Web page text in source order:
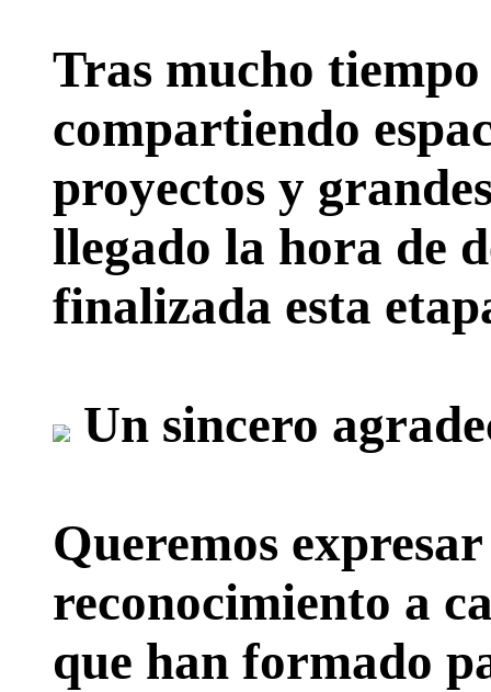
Tras mucho
compartiendo
proyectos y
llegado la hora de
finalizada esta
Un sincero
Queremos
reconocimiento a
que han formado